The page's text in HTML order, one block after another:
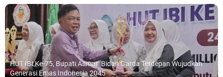
HUT IBI Ke-75, Bupati Asmar: Bidan Garda Terdepan Wujudkan
Generasi Emas Indonesia 2045